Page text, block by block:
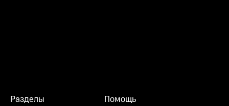
Разделы Помощь